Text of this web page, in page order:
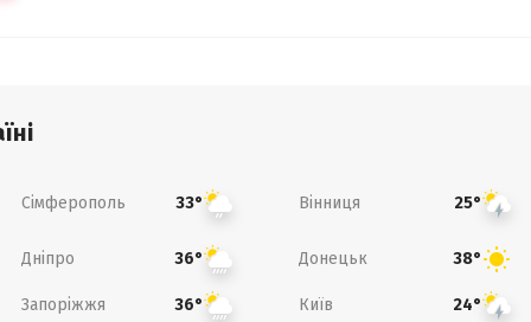
Сімферополь 33° Вінниця 25°
Дніпро 36° Донецьк 38°
Запоріжжя 36° Київ 24°